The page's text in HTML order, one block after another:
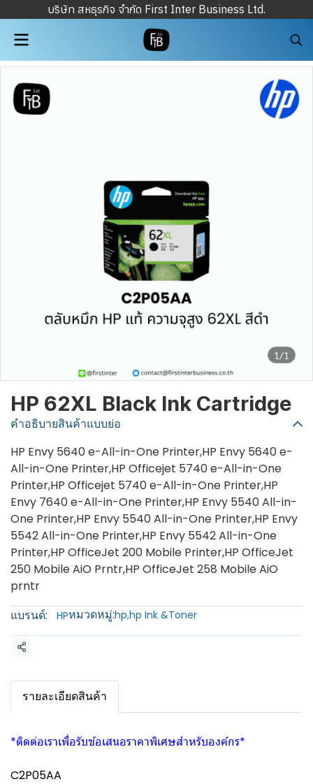
บริษัท สหธุรกิจ จำกัด First Inter Business Ltd.
1/1
HP 62XL Black Ink Cartridge
คำอธิบายสินค้าแบบย่อ
HP Envy 5640 e-All-in-One Printer,HP Envy 5640 e-
All-in-One Printer,HP Officejet 5740 e-All-in-One
Printer,HP Officejet 5740 e-All-in-One Printer,HP
Envy 7640 e-All-in-One Printer,HP Envy 5540 All-in-
One Printer,HP Envy 5540 All-in-One Printer,HP Envy
5542 All-in-One Printer,HP Envy 5542 All-in-One
Printer,HP OfficeJet 200 Mobile Printer,HP OfficeJet
250 Mobile AiO Prntr,HP OfficeJet 258 Mobile AiO
prntr
แบรนด์:
HPหมวดหมู่:hp,hp Ink &Toner
แชร์
รายละเอียดสินค้า
*ติดต่อเราเพื่อรับข้อเสนอราคาพิเศษสำหรับองค์กร*
C2P05AA